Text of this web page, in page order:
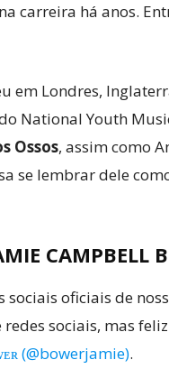
carreira há anos.
em Londres,
National Youth
Ossos, assim como
se lembrar dele
CAMPBELL
oficiais de
sociais, mas
(@bowerjamie).